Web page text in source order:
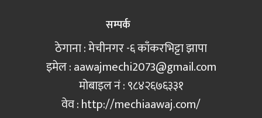
सम्पर्क
ठेगाना : मेचीनगर -६ काँकरभिट्टा झापा
इमेल :aawajmechi2073@gmail.com
मोबाइल नं‍ : ९८४२६७६३३१
वेव : http://mechiaawaj.com/